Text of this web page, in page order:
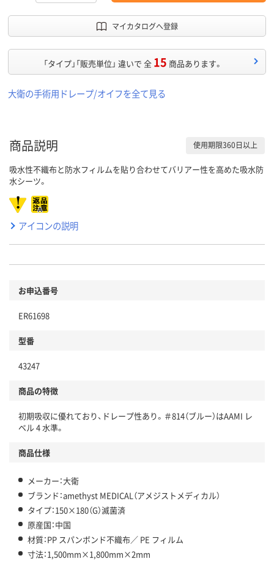
マイカタログへ登録
「タイプ」「販売単位」 違いで 全 15 商品あります。
大衛の手術用ドレープ/オイフを全て見る
商品説明 使用期限360日以上
吸水性不織布と防水フィルムを貼り合わせてバリアー性を高めた吸水防
水シーツ。
アイコンの説明
お申込番号
ER61698
型番
43247
商品の特徴
初期吸収に優れており、ドレープ性あり。＃814（ブルー）はAAMI レ
ベル 4 水準。
商品仕様
メーカー：大衛
ブランド：amethyst MEDICAL（アメジストメディカル）
タイプ：150×180（G）滅菌済
原産国：中国
材質：PP スパンボンド不織布／ PE フィルム
寸法：1,500mm×1,800mm×2mm